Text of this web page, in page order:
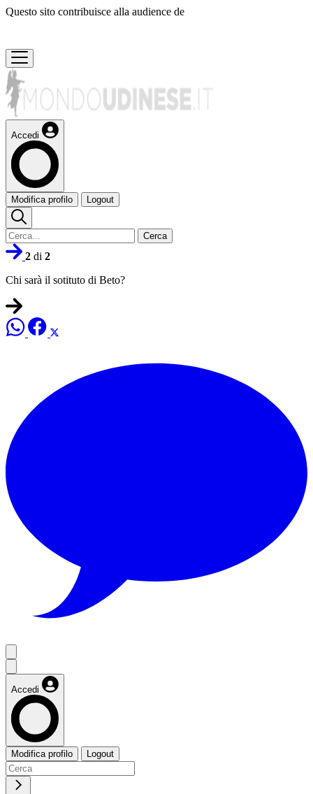
Questo sito contribuisce alla audience de
Accedi
Modifica profilo Logout
Cerca
2 di 2
Chi sarà il sotituto di Beto?
Accedi
Modifica profilo Logout